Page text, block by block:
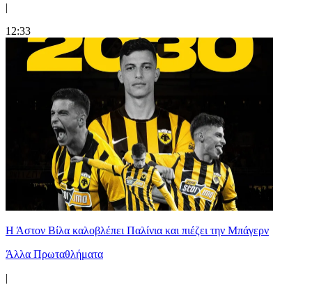
|
12:33
Η Άστον Βίλα καλοβλέπει Παλίνια και πιέζει την Μπάγερν
Άλλα Πρωταθλήματα
|